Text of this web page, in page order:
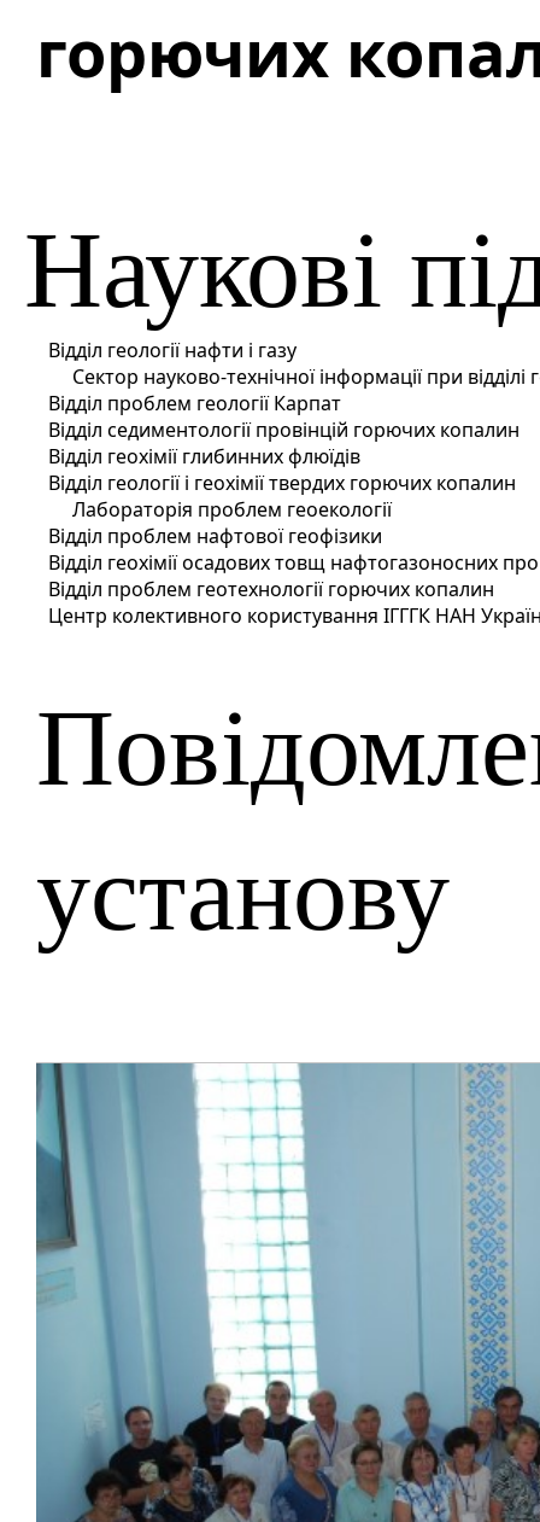
горючих
Наукові
Відділ геології нафти і газу
Сектор науково-технічної інформації при відділі
Відділ проблем геології Карпат
Відділ седиментології провінцій горючих копалин
Відділ геохімії глибинних флюїдів
Відділ геології і геохімії твердих горючих копалин
Лабораторія проблем геоекології
Відділ проблем нафтової геофізики
Відділ геохімії осадових товщ нафтогазоносних
Відділ проблем геотехнології горючих копалин
Центр колективного користування ІГГГК НАН
установу